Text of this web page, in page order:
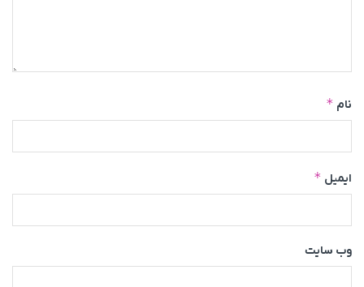
نام *
ایمیل *
وب‌ سایت